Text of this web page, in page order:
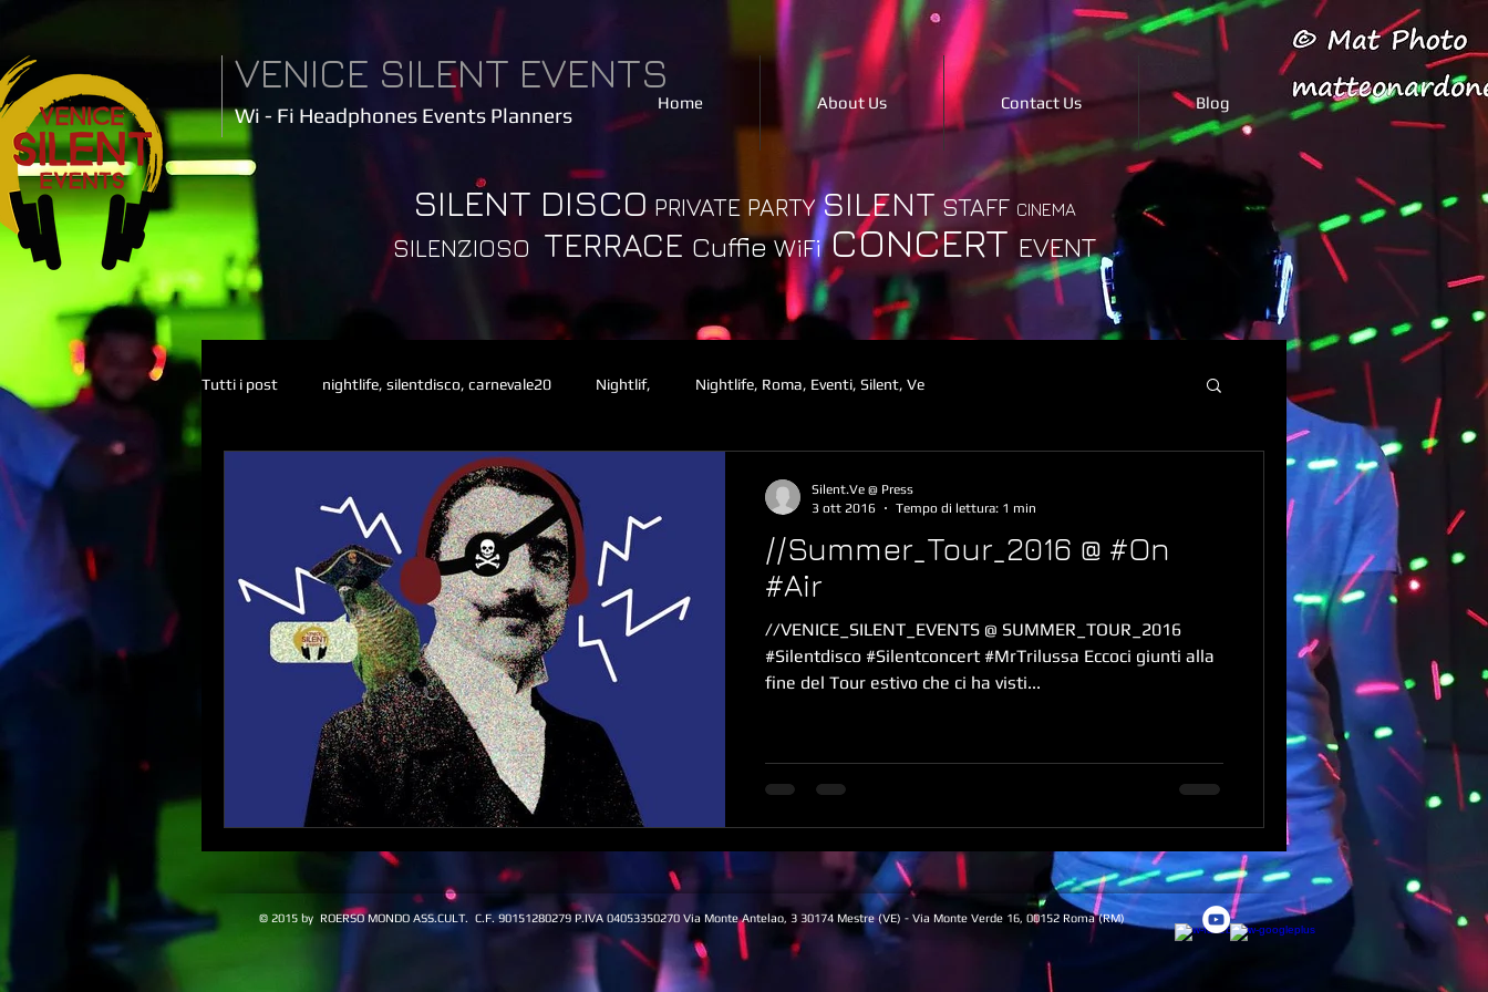
VENICE SILENT EVENTS
Wi - Fi Headphones Events Planners
Home About Us Contact Us Blog
SILENT DISCO PRIVATE PARTYSILENT STAFF CINEMA
SILENZIOSO TERRACE CuffieWiFi CONCERT EVENT
Tutti i post nightlife, silentdisco, carnevale20 Nightlif, Nightlife, Roma, Eventi, Silent, Ve
Silent Disco, Venezia, Silent Party
//Summer_Tour_2016 @ #On
#Air
//VENICE_SILENT_EVENTS @ SUMMER_TOUR_2016
#Silentdisco #Silentconcert #MrTrilussa Eccoci giunti alla
fine del Tour estivo che ci ha visti...
Silent.Ve @ Press
3 ott 2016
Tempo di lettura: 1 min
© 2015 by ROERSO MONDO ASS.CULT. C.F. 90151280279 P.IVA 04053350270 Via Monte Antelao, 3 30174 Mestre (VE) - Via Monte Verde 16, 00152 Roma (RM)